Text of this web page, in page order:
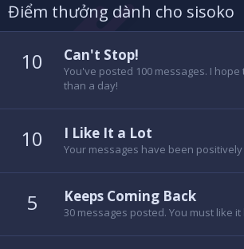
Điểm thưởng dành cho sisoko
10 Can't Stop!
You've posted 100 messages. I
than a day!
10 I Like It a Lot
Your messages have been
5 Keeps Coming Back
30 messages posted. You must like it